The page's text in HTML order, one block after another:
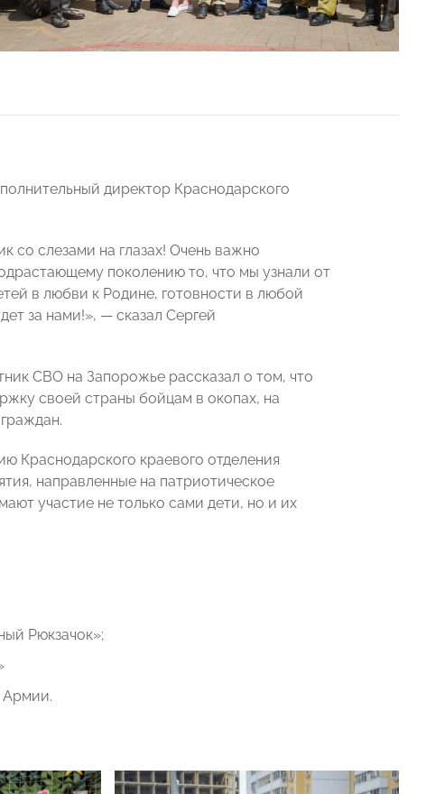
директор Краснодарского
со слезами на глазах! Очень важно
поколению то, что мы узнали от
в любви к Родине, готовности в любой
за нами!», — сказал Сергей
СВО на Запорожье рассказал о том, что
своей страны бойцам в окопах, на
Краснодарского краевого отделения
направленные на патриотическое
участие не только сами дети, но и их
Рюкзачок»;
Армии.